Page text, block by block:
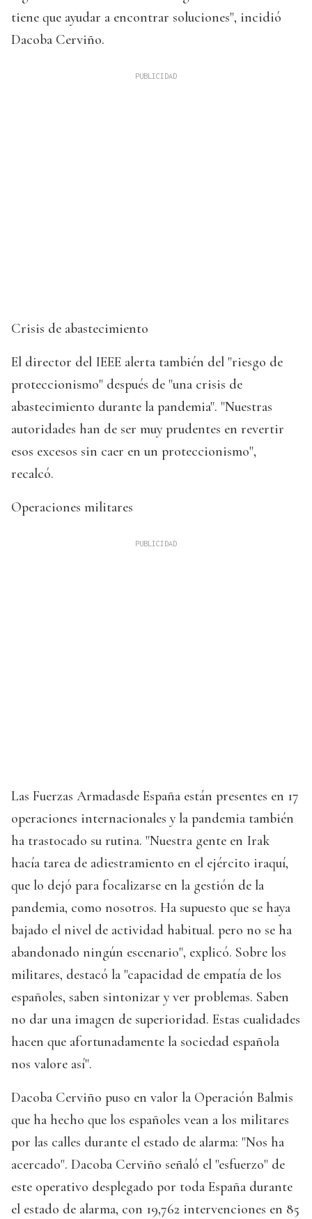
tiene que ayudar a encontrar soluciones", incidió
Dacoba Cerviño.
Crisis de abastecimiento
El director del IEEE alerta también del "riesgo de
proteccionismo" después de "una crisis de
abastecimiento durante la pandemia". "Nuestras
autoridades han de ser muy prudentes en revertir
esos excesos sin caer en un proteccionismo",
recalcó.
Operaciones militares
Las Fuerzas Armadasde España están presentes en 17
operaciones internacionales y la pandemia también
ha trastocado su rutina. "Nuestra gente en Irak
hacía tarea de adiestramiento en el ejército iraquí,
que lo dejó para focalizarse en la gestión de la
pandemia, como nosotros. Ha supuesto que se haya
bajado el nivel de actividad habitual. pero no se ha
abandonado ningún escenario", explicó. Sobre los
militares, destacó la "capacidad de empatía de los
españoles, saben sintonizar y ver problemas. Saben
no dar una imagen de superioridad. Estas cualidades
hacen que afortunadamente la sociedad española
nos valore así".
Dacoba Cerviño puso en valor la Operación Balmis
que ha hecho que los españoles vean a los militares
por las calles durante el estado de alarma: "Nos ha
acercado". Dacoba Cerviño señaló el "esfuerzo" de
este operativo desplegado por toda España durante
el estado de alarma, con 19,762 intervenciones en 85